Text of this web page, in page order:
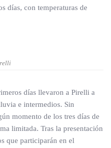
días, con temperaturas de
días llevaron a Pirelli a
e intermedios. Sin
momento de los tres días de
limitada. Tras la presentación
que participarán en el